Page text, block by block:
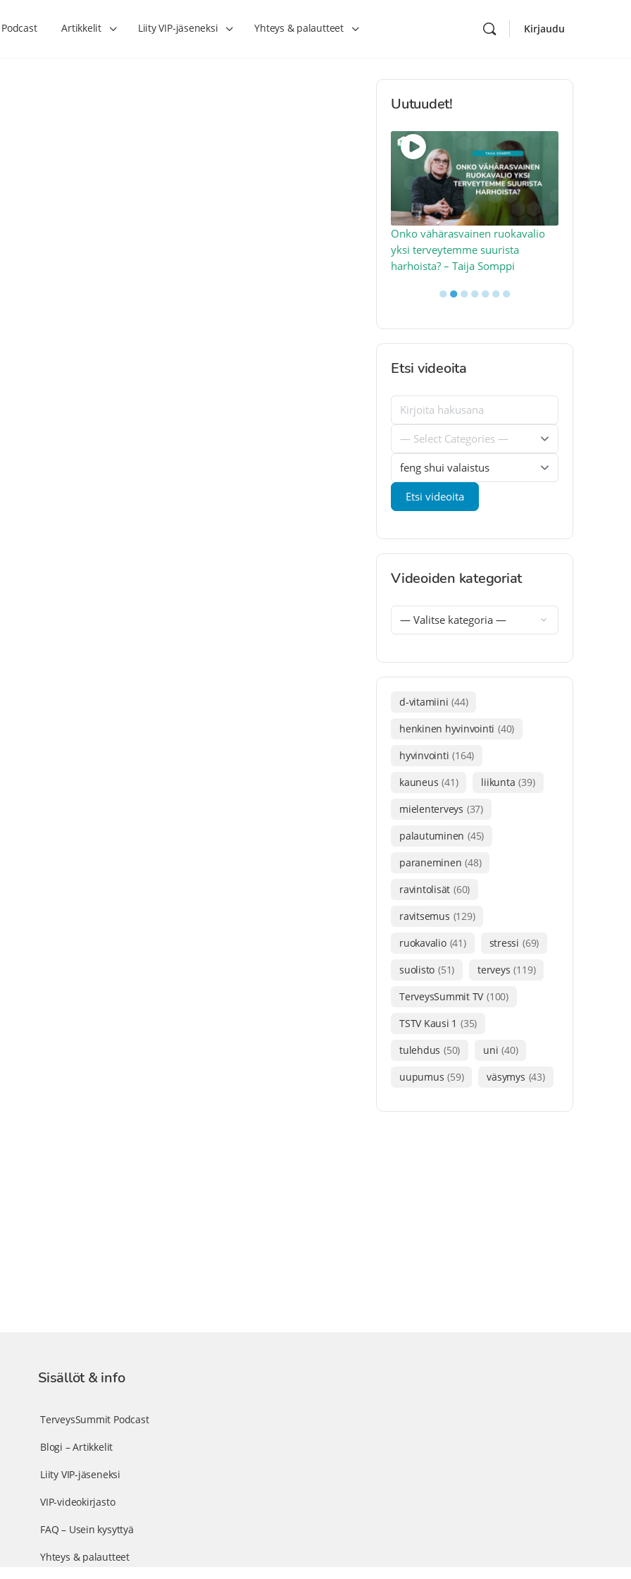
Podcast Artikkelit Liity VIP-jäseneksi Yhteys & palautteet Kirjaudu
Uutuudet!
Onko vähärasvainen ruokavalio
yksi terveytemme suurista
harhoista? – Taija Somppi
●●●●●●●
Etsi videoita
Videoiden kategoriat
d-vitamiini (44)
henkinen hyvinvointi (40)
hyvinvointi (164)
kauneus (41) liikunta (39)
mielenterveys (37)
palautuminen (45)
paraneminen (48)
ravintolisät (60)
ravitsemus (129)
ruokavalio (41) stressi (69)
suolisto (51) terveys (119)
TerveysSummit TV (100)
TSTV Kausi 1 (35)
tulehdus (50) uni (40)
uupumus (59) väsymys (43)
Sisällöt & info
TerveysSummit Podcast
Blogi – Artikkelit
Liity VIP-jäseneksi
VIP-videokirjasto
FAQ – Usein kysyttyä
Yhteys & palautteet